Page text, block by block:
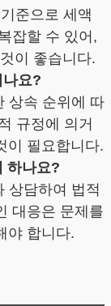
준으로 세액
잡할 수 있어,
이 좋습니다.
요?
상속 순위에 따
규정에 의거
이 필요합니다.
하나요?
상담하여 법적
대응은 문제를
야 합니다.